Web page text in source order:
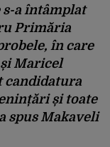
a întâmplat
Primăria
în care
Maricel
candidatura
și toate
spus Makaveli